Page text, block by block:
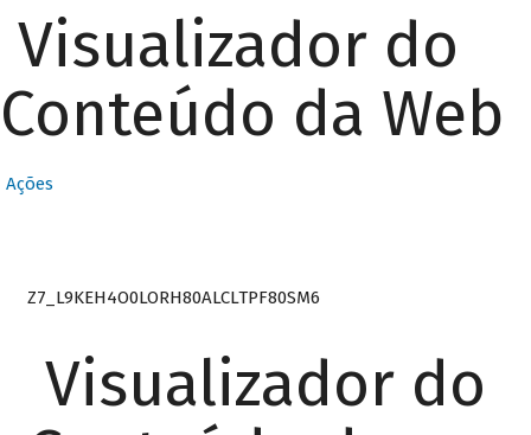
Visualizador do
Conteúdo da Web
Ações
Z7_L9KEH4O0LORH80ALCLTPF80SM6
Visualizador do